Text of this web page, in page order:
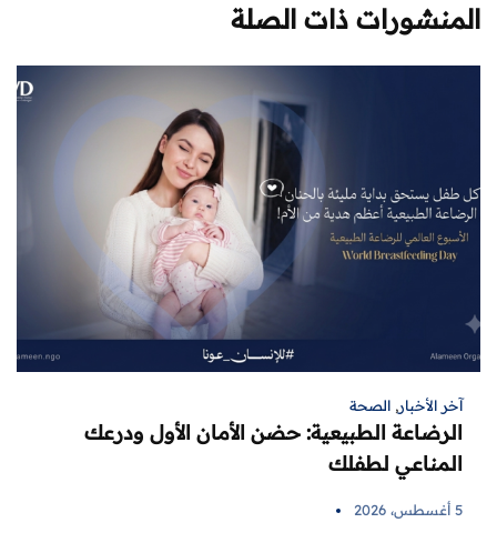
المنشورات ذات الصلة
آخر الأخبار, الصحة
الرضاعة الطبيعية: حضن الأمان الأول ودرعك
المناعي لطفلك
5 أغسطس، 2026